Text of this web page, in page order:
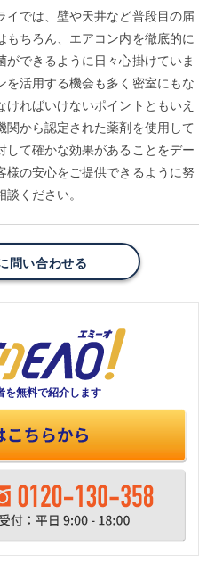
イでは、壁や天井など普段目の届
もちろん、エアコン内を徹底的に
ができるように日々心掛けていま
を活用する機会も多く密室にもな
ければいけないポイントともいえ
関から認定された薬剤を使用して
して確かな効果があることをデー
様の安心をご提供できるように努
ください。
問い合わせる
を無料で紹介します